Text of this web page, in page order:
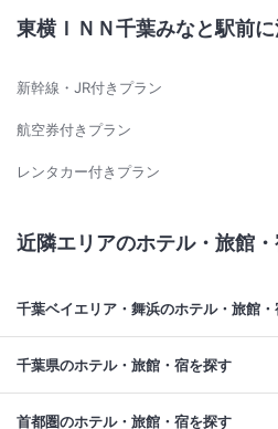
東横ＩＮＮ千葉みなと駅前
新幹線・JR付きプラン
航空券付きプラン
レンタカー付きプラン
近隣エリアのホテル・旅館
千葉ベイエリア・舞浜のホテル・旅館
千葉県のホテル・旅館・宿を探す
首都圏のホテル・旅館・宿を探す